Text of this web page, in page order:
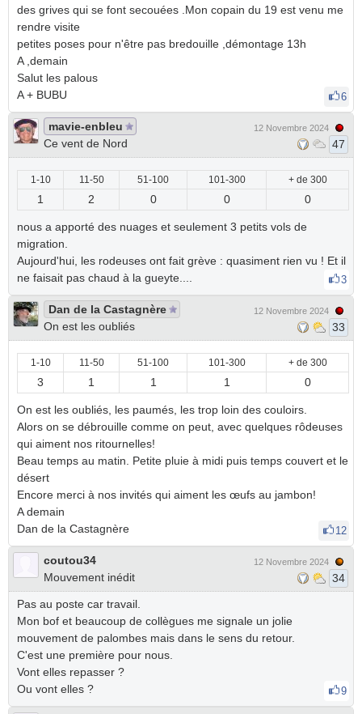
des grives qui se font secouées .Mon copain du 19 est venu me
rendre visite
petites poses pour n'être pas bredouille ,démontage 13h
A ,demain
Salut les palous
A + BUBU
6
mavie-enbleu
Ce vent de Nord
12 Novembre 2024
47
1-10 11-50 51-100 101-300 + de 300
1 2 0 0 0
nous a apporté des nuages et seulement 3 petits vols de
migration.
Aujourd'hui, les rodeuses ont fait grève : quasiment rien vu ! Et il
ne faisait pas chaud à la gueyte....
3
Dan de la Castagnère
On est les oubliés
12 Novembre 2024
33
1-10 11-50 51-100 101-300 + de 300
3 1 1 1 0
On est les oubliés, les paumés, les trop loin des couloirs.
Alors on se débrouille comme on peut, avec quelques rôdeuses
qui aiment nos ritournelles!
Beau temps au matin. Petite pluie à midi puis temps couvert et le
désert
Encore merci à nos invités qui aiment les œufs au jambon!
A demain
Dan de la Castagnère
12
coutou34
Mouvement inédit
12 Novembre 2024
34
Pas au poste car travail.
Mon bof et beaucoup de collègues me signale un jolie
mouvement de palombes mais dans le sens du retour.
C'est une première pour nous.
Vont elles repasser ?
Ou vont elles ?
9